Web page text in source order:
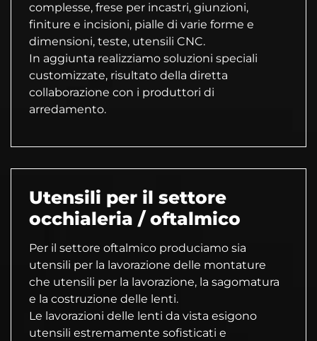
complesse, frese per incastri, giunzioni,
finiture e incisioni, pialle di varie forme e
dimensioni, teste, utensili CNC.
In aggiunta realizziamo soluzioni speciali
customizzate, risultato della diretta
collaborazione con i produttori di
arredamento.
Utensili per il settore
occhialeria / oftalmico
Per il settore oftalmico produciamo sia
utensili per la lavorazione delle montature
che utensili per la lavorazione, la sagomatura
e la costruzione delle lenti.
Le lavorazioni delle lenti da vista esigono
utensili estremamente sofisticati e